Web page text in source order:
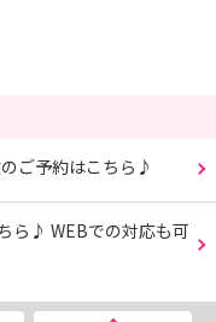
ご予約はこちら♪
ら♪ WEBでの対応も可